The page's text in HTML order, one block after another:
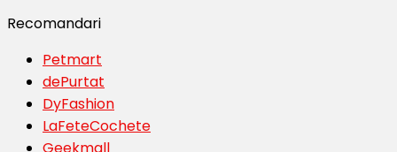
Recomandari
Petmart
dePurtat
DyFashion
LaFeteCochete
Geekmall